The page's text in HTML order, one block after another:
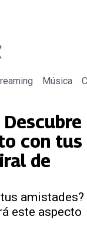
Música
con tus
de
amistades?
este aspecto